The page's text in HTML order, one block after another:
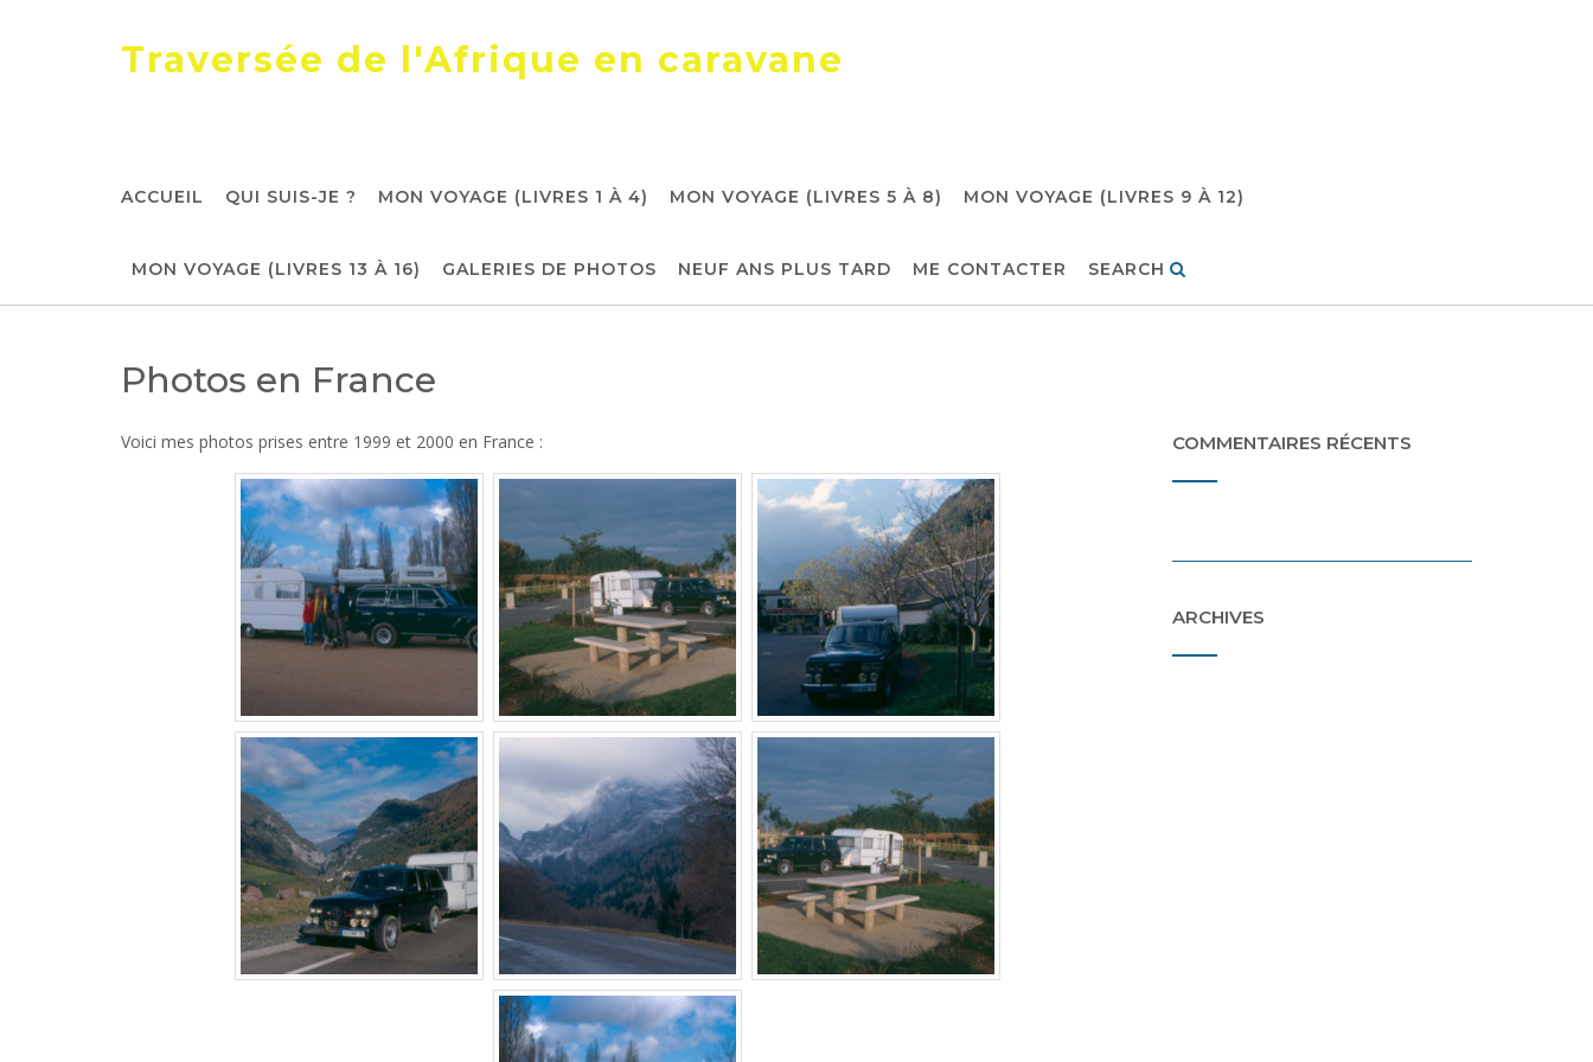
Traversée de l'Afrique en caravane
ACCUEIL QUI SUIS-JE ? MON VOYAGE (LIVRES 1 À 4) MON VOYAGE (LIVRES 5 À 8) MON VOYAGE (LIVRES 9 À 12)
MON VOYAGE (LIVRES 13 À 16) GALERIES DE PHOTOS NEUF ANS PLUS TARD ME CONTACTER SEARCH
Photos en France
Voici mes photos prises entre 1999 et 2000 en France : COMMENTAIRES RÉCENTS
ARCHIVES